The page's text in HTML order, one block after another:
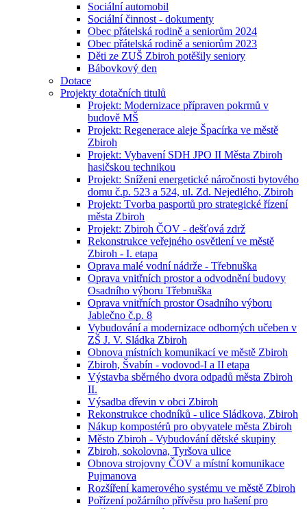
Sociální automobil
Sociální činnost - dokumenty
Obec přátelská rodině a seniorům 2024
Obec přátelská rodině a seniorům 2023
Děti ze ZUŠ Zbiroh potěšily seniory
Bábovkový den
Dotace
Projekty dotačních titulů
Projekt: Modernizace přípraven pokrmů v
budově MŠ
Projekt: Regenerace aleje Špacírka ve městě
Zbiroh
Projekt: Vybavení SDH JPO II Města Zbiroh
hasičskou technikou
Projekt: Sníženi energetické náročnosti bytového
domu č.p. 523 a 524, ul. Zd. Nejedlého, Zbiroh
Projekt: Tvorba pasportů pro strategické řízení
města Zbiroh
Projekt: Zbiroh ČOV - dešťová zdrž
Rekonstrukce veřejného osvětlení ve městě
Zbiroh - I. etapa
Oprava malé vodní nádrže - Třebnuška
Oprava vnitřních prostor a odvodnění budovy
Osadního výboru Třebnuška
Oprava vnitřních prostor Osadního výboru
Jablečno č.p. 8
Vybudování a modernizace odborných učeben v
ZŠ J. V. Sládka Zbiroh
Obnova místních komunikací ve městě Zbiroh
Zbiroh, Švabín - vodovod-I a II etapa
Výstavba sběrného dvora odpadů města Zbiroh
II.
Výsadba dřevin v obci Zbiroh
Rekonstrukce chodníků - ulice Sládkova, Zbiroh
Nákup kompostérů pro obyvatele města Zbiroh
Město Zbiroh - Vybudování dětské skupiny
Zbiroh, sokolovna, Tyršova ulice
Obnova strojovny ČOV a místní komunikace
Pujmanova
Rozšíření kamerového systému ve městě Zbiroh
Pořízení požárního přívěsu pro hašení pro